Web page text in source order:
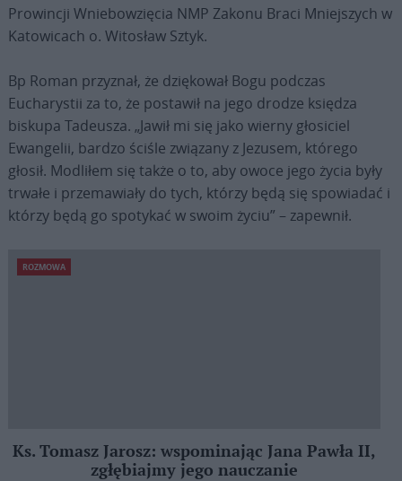
Prowincji Wniebowzięcia NMP Zakonu Braci Mniejszych w
Katowicach o. Witosław Sztyk.
Bp Roman przyznał, że dziękował Bogu podczas
Eucharystii za to, że postawił na jego drodze księdza
biskupa Tadeusza. „Jawił mi się jako wierny głosiciel
Ewangelii, bardzo ściśle związany z Jezusem, którego
głosił. Modliłem się także o to, aby owoce jego życia były
trwałe i przemawiały do tych, którzy będą się spowiadać i
którzy będą go spotykać w swoim życiu” – zapewnił.
ROZMOWA
Ks. Tomasz Jarosz: wspominając Jana Pawła II,
zgłębiajmy jego nauczanie